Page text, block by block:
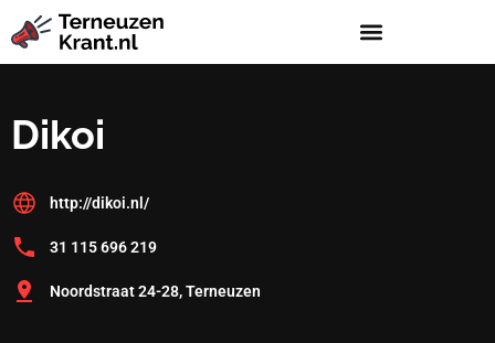
Dikoi
http://dikoi.nl/
31 115 696 219
Noordstraat 24-28, Terneuzen